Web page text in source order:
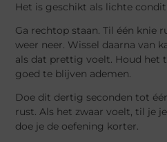
Het is geschikt als lichte
Ga rechtop staan. Til één knie
weer neer. Wissel daarna van
als dat prettig voelt. Houd het
goed te blijven ademen.
Doe dit dertig seconden tot
rust. Als het zwaar voelt, til je
doe je de oefening korter.